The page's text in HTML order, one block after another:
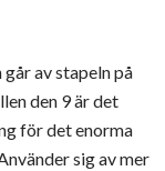
av stapeln på
den 9 är det
för det enorma
sig av mer